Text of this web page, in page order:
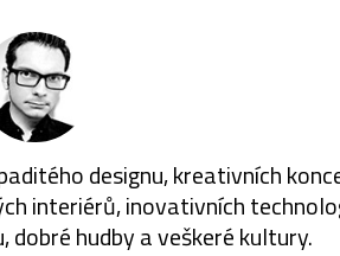
designu, kreativních
interiérů, inovativních
dobré hudby a veškeré kultury.